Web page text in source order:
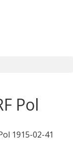
Pol
1915-02-41